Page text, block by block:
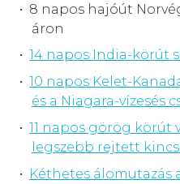
8 napos hajóút
áron
14 napos India-körút
10 napos Kelet-
és a Niagara-vízesés
11 napos görög körút
legszebb rejtett
Kéthetes álomutazás